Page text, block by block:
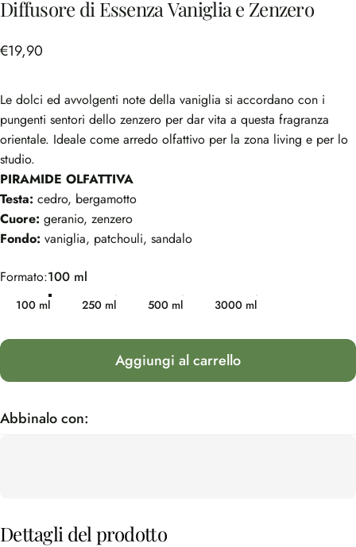
Diffusore di Essenza Vaniglia e Zenzero
€19,90
Le dolci ed avvolgenti note della vaniglia si accordano con i
pungenti sentori dello zenzero per dar vita a questa fragranza
orientale. Ideale come arredo olfattivo per la zona living e per lo
studio.
PIRAMIDE OLFATTIVA
Testa: cedro, bergamotto
Cuore: geranio, zenzero
Fondo: vaniglia, patchouli, sandalo
Formato
Formato:100 ml
100 ml 250 ml 500 ml 3000 ml
Aggiungi al carrello
Abbinalo con:
Dettagli del prodotto